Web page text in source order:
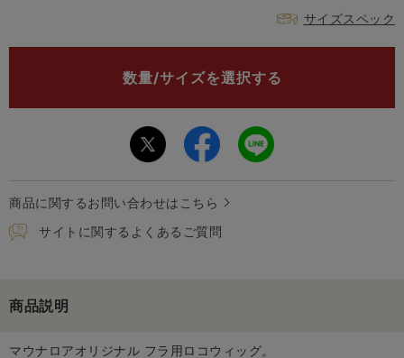
サイズスペック
数量/サイズを選択する
商品に関するお問い合わせはこちら
サイトに関するよくあるご質問
商品説明
マウナロアオリジナル フラ用ロコウィッグ。